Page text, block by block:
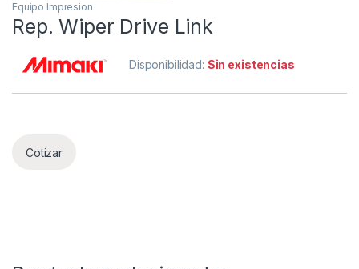
Equipo Impresion
Rep. Wiper Drive Link
Disponibilidad: Sin existencias
Cotizar